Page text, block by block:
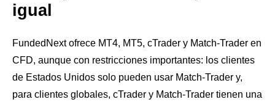
igual
FundedNext ofrece MT4, MT5, cTrader y Match-Trader en
CFD, aunque con restricciones importantes: los clientes
de Estados Unidos solo pueden usar Match-Trader y,
para clientes globales, cTrader y Match-Trader tienen una